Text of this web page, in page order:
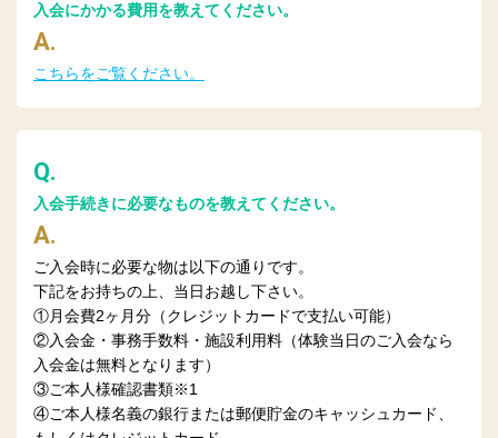
入会にかかる費用を教えてください。
A.
こちらをご覧ください。
Q.
入会手続きに必要なものを教えてください。
A.
ご入会時に必要な物は以下の通りです。
下記をお持ちの上、当日お越し下さい。
①月会費2ヶ月分（クレジットカードで支払い可能）
②入会金・事務手数料・施設利用料（体験当日のご入会なら
入会金は無料となります）
③ご本人様確認書類※1
④ご本人様名義の銀行または郵便貯金のキャッシュカード、